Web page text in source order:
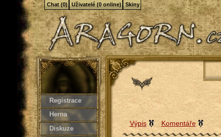
Registrace
Herna
Diskuze
Výpis Komentáře
Chat (0) Uživatelé (0 online) Skiny